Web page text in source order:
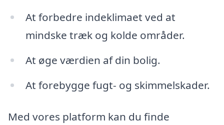
At forbedre indeklimaet ved at
mindske træk og kolde områder.
At øge værdien af din bolig.
At forebygge fugt- og skimmelskader.
Med vores platform kan du finde